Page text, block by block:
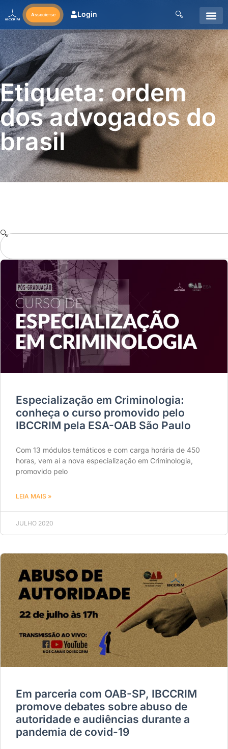
Associe-se Login
Etiqueta: ordem
dos advogados do
brasil
Especialização em Criminologia:
conheça o curso promovido pelo
IBCCRIM pela ESA-OAB São Paulo
Com 13 módulos temáticos e com carga horária de 450
horas, vem aí a nova especialização em Criminologia,
promovido pelo
LEIA MAIS »
JULHO 2020
Em parceria com OAB-SP, IBCCRIM
promove debates sobre abuso de
autoridade e audiências durante a
pandemia de covid-19